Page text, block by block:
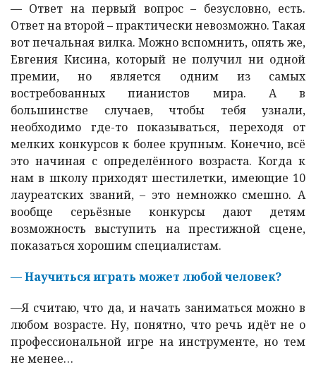
— Ответ на первый вопрос – безусловно, есть.
Ответ на второй – практически невозможно. Такая
вот печальная вилка. Можно вспомнить, опять же,
Евгения Кисина, который не получил ни одной
премии, но является одним из самых
востребованных пианистов мира. А в
большинстве случаев, чтобы тебя узнали,
необходимо где-то показываться, переходя от
мелких конкурсов к более крупным. Конечно, всё
это начиная с определённого возраста. Когда к
нам в школу приходят шестилетки, имеющие 10
лауреатских званий, – это немножко смешно. А
вообще серьёзные конкурсы дают детям
возможность выступить на престижной сцене,
показаться хорошим специалистам.
—Научиться играть может любой человек?
—Я считаю, что да, и начать заниматься можно в
любом возрасте. Ну, понятно, что речь идёт не о
профессиональной игре на инструменте, но тем
не менее…